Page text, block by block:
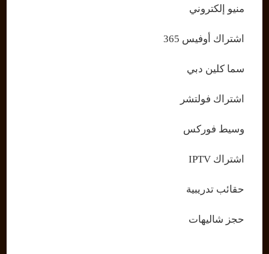
منيو إلكتروني
اشتراك أوفيس 365
سما كلين دبي
اشتراك فولتشر
وسيط فوركس
اشتراك IPTV
حقائب تدريبية
حجز شاليهات